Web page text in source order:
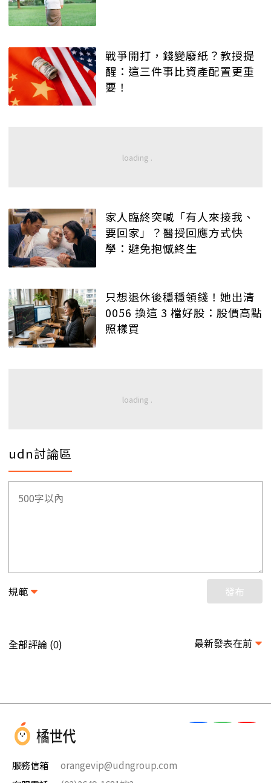
戰爭開打，錢變廢紙？教授提
醒：這三件事比資產配置更重
要！
家人臨終突喊「有人來接我、
要回家」？醫授回應方式快
學：避免抱憾終生
只想退休後穩穩領錢！她出清
0056 換這 3 檔好股：股價高點
照樣買
udn討論區
規範 發布
全部評論 (0) 最新發表在前
服務信箱
orangevip@udngroup.com